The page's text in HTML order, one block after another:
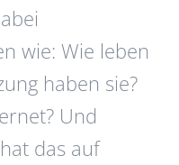
wie: Wie leben
haben sie?
Und
das auf